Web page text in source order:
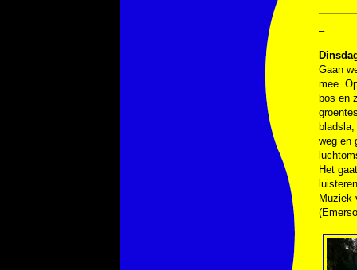
–
Gaan
mee.
bos en
weg en
Het
Muziek